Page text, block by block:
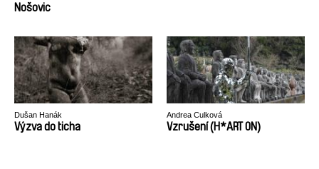
Nošovic
Dušan Hanák
Výzva do ticha
Andrea Culková
Vzrušení (H*ART ON)